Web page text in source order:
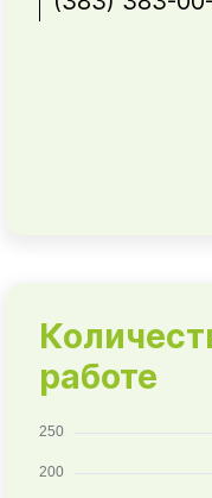
работе